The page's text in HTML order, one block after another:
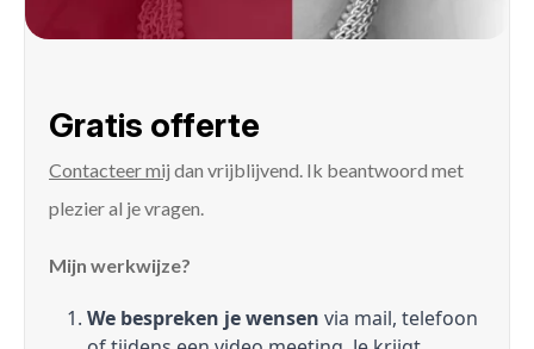
Gratis offerte
Contacteer mij dan vrijblijvend. Ik beantwoord met
plezier al je vragen.
Mijn werkwijze?
We bespreken je wensen via mail, telefoon